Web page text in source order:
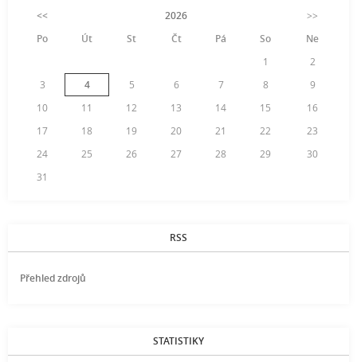
<<
2026
>>
Po
Út St Čt Pá So
Ne
1
2
3
4 5 6 7 8
9
10
11 12 13 14 15
16
17
18 19 20 21 22
23
24
25 26 27 28 29
30
31
RSS
Přehled zdrojů
STATISTIKY